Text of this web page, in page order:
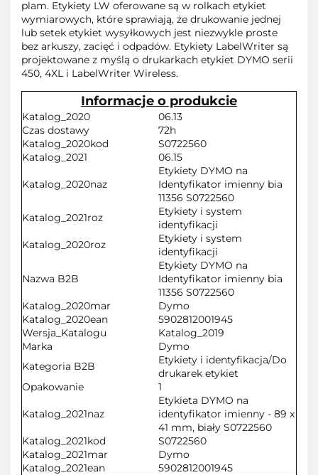
plam. Etykiety LW oferowane są w rolkach etykiet
wymiarowych, które sprawiają, że drukowanie jednej
lub setek etykiet wysyłkowych jest niezwykle proste
bez arkuszy, zacięć i odpadów. Etykiety LabelWriter są
projektowane z myślą o drukarkach etykiet DYMO serii
450, 4XL i LabelWriter Wireless.
Informacje o produkcie
Katalog_2020
06.13
Czas dostawy
72h
Katalog_2020kod
S0722560
Katalog_2021
06.15
Katalog_2020naz
Etykiety DYMO na
Identyfikator imienny bia
11356 S0722560
Katalog_2021roz
Etykiety i system
identyfikacji
Katalog_2020roz
Etykiety i system
identyfikacji
Nazwa B2B
Etykiety DYMO na
Identyfikator imienny bia
11356 S0722560
Katalog_2020mar
Dymo
Katalog_2020ean
5902812001945
Wersja_Katalogu
Katalog_2019
Marka
Dymo
Kategoria B2B
Etykiety i identyfikacja/Do
drukarek etykiet
Opakowanie
1
Katalog_2021naz
Etykieta DYMO na
identyfikator imienny - 89 x
41 mm, biały S0722560
Katalog_2021kod
S0722560
Katalog_2021mar
Dymo
Katalog_2021ean
5902812001945